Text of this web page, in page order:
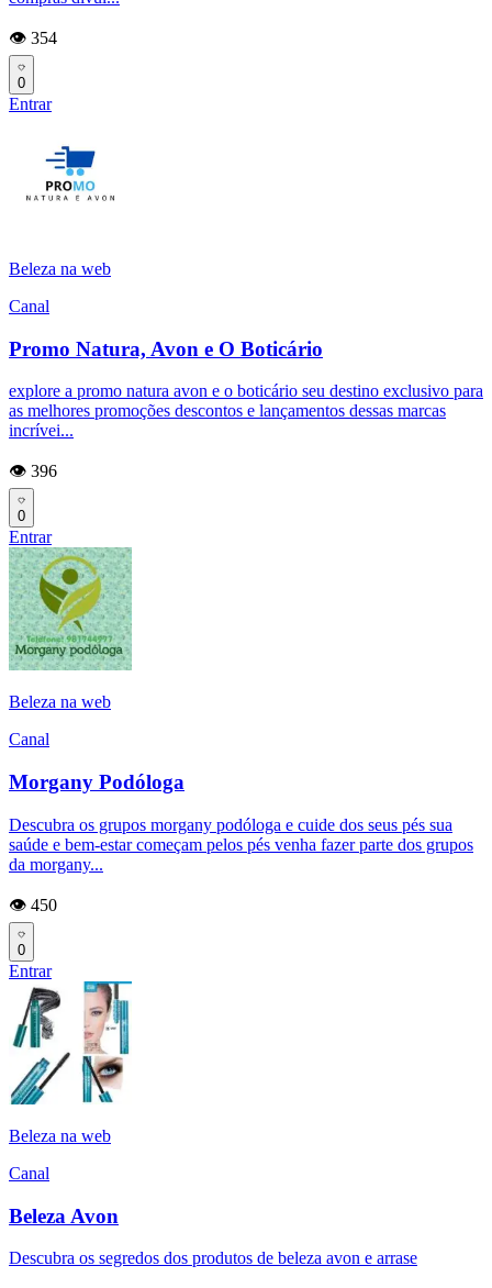
👁️ 354
0
Entrar
Beleza na web
Canal
Promo Natura, Avon e O Boticário
explore a promo natura avon e o boticário seu destino exclusivo para
as melhores promoções descontos e lançamentos dessas marcas
incrívei...
👁️ 396
0
Entrar
Beleza na web
Canal
Morgany Podóloga
Descubra os grupos morgany podóloga e cuide dos seus pés sua
saúde e bem-estar começam pelos pés venha fazer parte dos grupos
da morgany...
👁️ 450
0
Entrar
Beleza na web
Canal
Beleza Avon
Descubra os segredos dos produtos de beleza avon e arrase